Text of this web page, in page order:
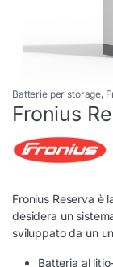
Batterie per storage,
Fronius
Fronius Reserva è
desidera un
sviluppato da un
Batteria al